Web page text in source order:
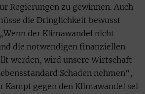
Regierungen zu gewinnen. Auch
die Dringlichkeit bewusst
der Klimawandel nicht
die notwendigen finanziellen
werden, wird unsere Wirtschaft
Schaden nehmen“,
Kampf gegen den Klimawandel sei